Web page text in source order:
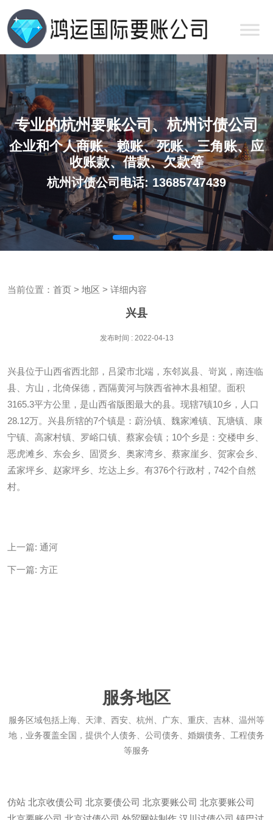
专业的杭州要账公司、杭州讨债公司
企业和个人商账、赖账、死账、三角账、应
收账款、借款、欠款等
杭州讨债公司电话: 13685747439
当前位置： 首页 > 地区 > 详细内容
兴县
发布时间 : 2022-04-13
兴县位于山西省西北部，吕梁市北端，东邻岚县、岢岚，南连临
县、方山，北倚保德，西隔黄河与陕西省神木县相望。面积
3165.3平方公里，是山西省版图最大的县。现辖7镇10乡，人口
28.12万。兴县所辖的7个镇是：蔚汾镇、魏家滩镇、瓦塘镇、康
宁镇、高家村镇、罗峪口镇、蔡家会镇；10个乡是：交楼申乡、
恶虎滩乡、东会乡、固贤乡、奥家湾乡、蔡家崖乡、贺家会乡、
孟家坪乡、赵家坪乡、圪达上乡。有376个行政村，742个自然
村。
上一篇: 通河
下一篇: 方正
服务地区
服务区域包括上海、天津、西安、杭州、广东、重庆、吉林、温州等
地，业务覆盖全国，提供个人债务、公司债务、婚姻债务、工程债务
等服务
仿站 北京收债公司 北京要债公司 北京要账公司 北京要账公司